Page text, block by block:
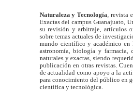
Naturaleza y Tecnología , revista
Exactas del campus Guanajuato,
su revisión y arbitraje, artículos
sobre temas actuales de
mundo científico y académico en
astronomía, biología y farmacia,
naturales y exactas, siendo
publicación en otras revistas.
de actualidad como apoyo a la
para conocimiento del público en
científica y tecnológica.